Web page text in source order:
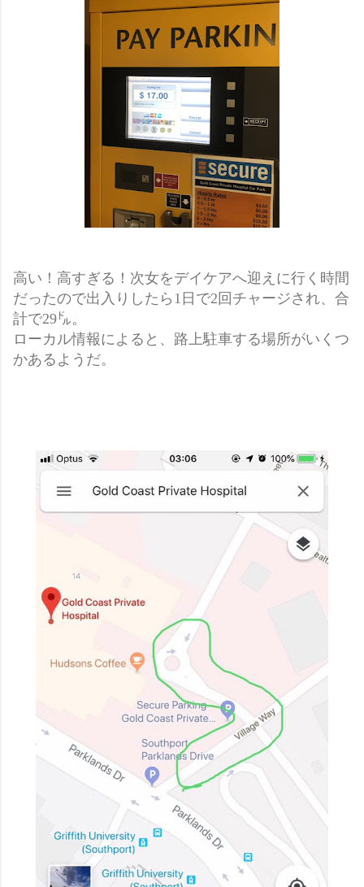
高い！高すぎる！次女をデイケアへ迎えに行く時間
だったので出入りしたら1日で2回チャージされ、合
計で29㌦。
ローカル情報によると、路上駐車する場所がいくつ
かあるようだ。